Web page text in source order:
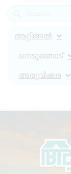
ആറ്റിങ്ങൽ
നെടുമങ്ങാട്
അരുവിക്കര